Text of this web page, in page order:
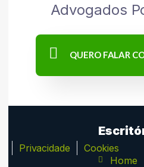
Advogados
QUERO FALAR
Privacidade Cookies
Home